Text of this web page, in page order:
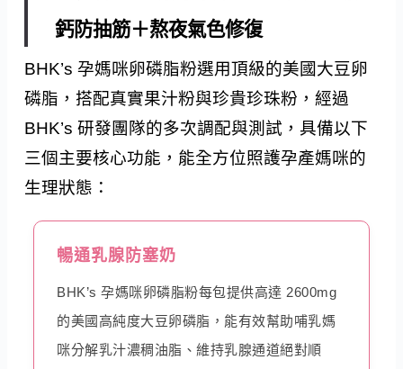
鈣防抽筋＋熬夜氣色修復
BHK’s 孕媽咪卵磷脂粉選用頂級的美國大豆卵
磷脂，搭配真實果汁粉與珍貴珍珠粉，經過
BHK’s 研發團隊的多次調配與測試，具備以下
三個主要核心功能，能全方位照護孕產媽咪的
生理狀態：
暢通乳腺防塞奶
BHK’s 孕媽咪卵磷脂粉每包提供高達 2600mg
的美國高純度大豆卵磷脂，能有效幫助哺乳媽
咪分解乳汁濃稠油脂、維持乳腺通道絕對順